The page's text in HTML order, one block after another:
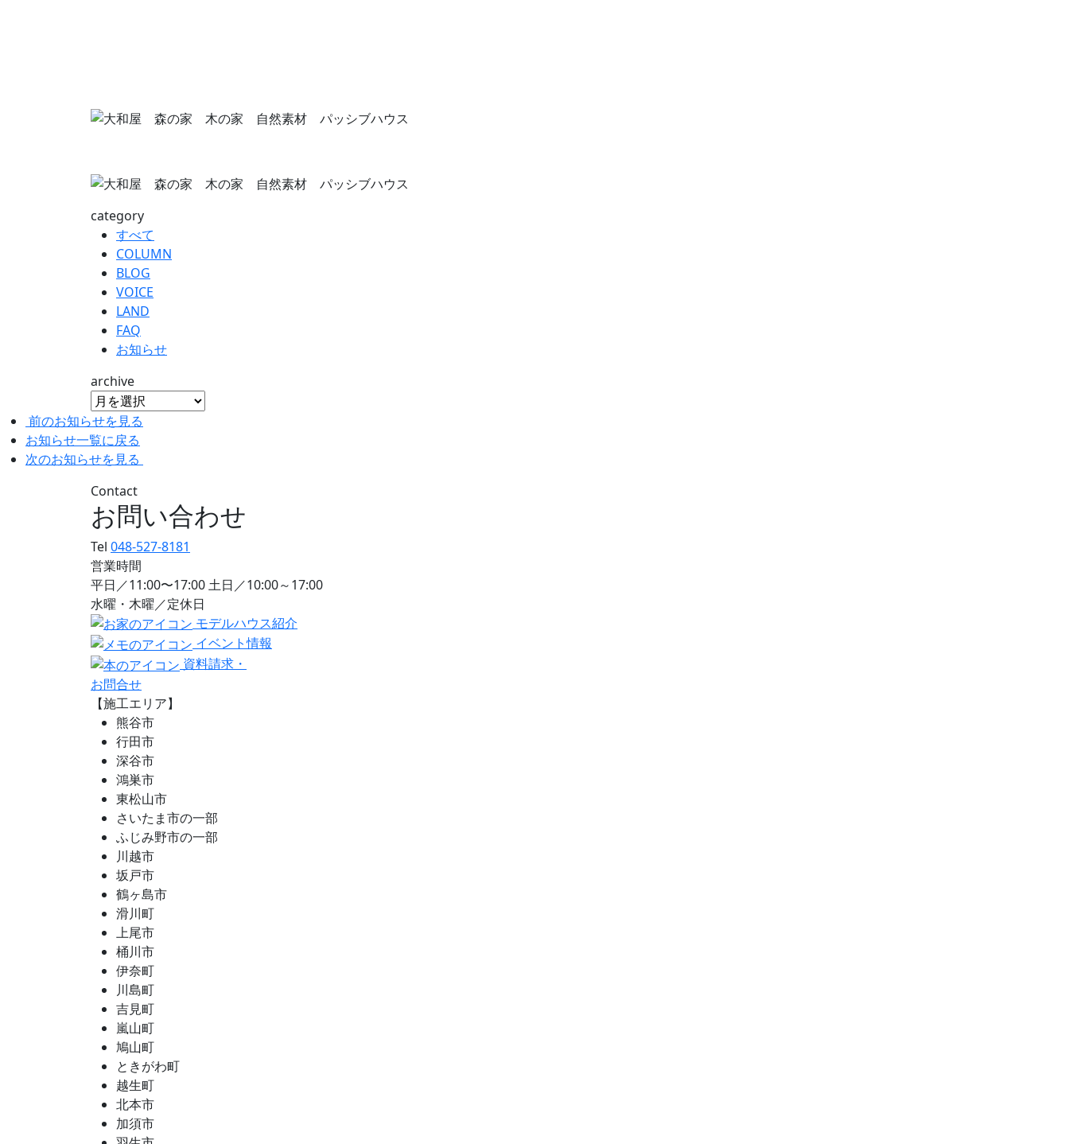
category
すべて
COLUMN
BLOG
VOICE
LAND
FAQ
お知らせ
archive
前のお知らせを見る
お知らせ一覧に戻る
次のお知らせを見る
Contact
お問い合わせ
Tel 048-527-8181
営業時間
平日／11:00〜17:00 土日／10:00～17:00
水曜・木曜／定休日
モデルハウス紹介
イベント情報
資料請求・
お問合せ
【施工エリア】
熊谷市
行田市
深谷市
鴻巣市
東松山市
さいたま市の一部
ふじみ野市の一部
川越市
坂戸市
鶴ヶ島市
滑川町
上尾市
桶川市
伊奈町
川島町
吉見町
嵐山町
鳩山町
ときがわ町
越生町
北本市
加須市